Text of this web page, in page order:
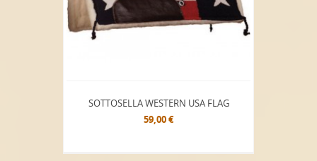
SOTTOSELLA WESTERN USA FLAG
59,00 €